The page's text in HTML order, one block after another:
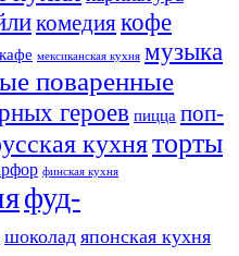
комедиякофе
мексиканская кухня музыка
поваренные
героев пицца поп-
кухняторты
финская кухня
фуд-
шоколад японская кухня